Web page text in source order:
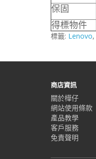
保固
得標物件
標籤: Lenovo,
商店資訊
關於樺仔
網站使用條款
產品教學
客戶服務
免責聲明